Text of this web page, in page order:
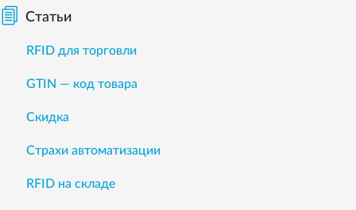
Статьи
RFID для торговли
GTIN — код товара
Скидка
Страхи автоматизации
RFID на складе